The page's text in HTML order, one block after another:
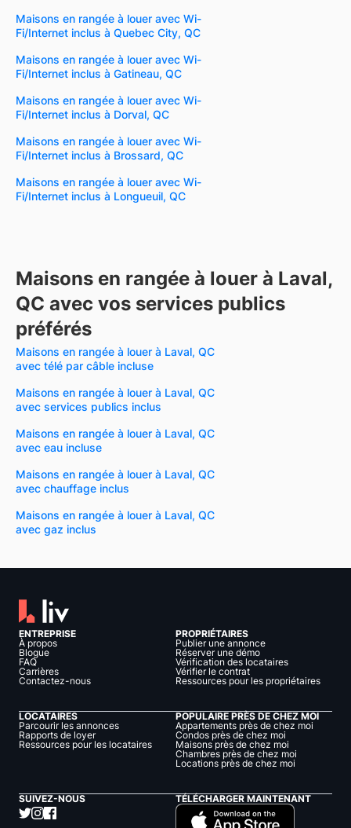
Maisons en rangée à louer avec Wi-
Fi/Internet inclus à Quebec City, QC
Maisons en rangée à louer avec Wi-
Fi/Internet inclus à Gatineau, QC
Maisons en rangée à louer avec Wi-
Fi/Internet inclus à Dorval, QC
Maisons en rangée à louer avec Wi-
Fi/Internet inclus à Brossard, QC
Maisons en rangée à louer avec Wi-
Fi/Internet inclus à Longueuil, QC
Maisons en rangée à louer à Laval,
QC avec vos services publics
préférés
Maisons en rangée à louer à Laval, QC
avec télé par câble incluse
Maisons en rangée à louer à Laval, QC
avec services publics inclus
Maisons en rangée à louer à Laval, QC
avec eau incluse
Maisons en rangée à louer à Laval, QC
avec chauffage inclus
Maisons en rangée à louer à Laval, QC
avec gaz inclus
ENTREPRISE
À propos
Blogue
FAQ
Carrières
Contactez-nous
PROPRIÉTAIRES
Publier une annonce
Réserver une démo
Vérification des locataires
Vérifier le contrat
Ressources pour les propriétaires
LOCATAIRES
Parcourir les annonces
Rapports de loyer
Ressources pour les locataires
POPULAIRE PRÈS DE CHEZ MOI
Appartements près de chez moi
Condos près de chez moi
Maisons près de chez moi
Chambres près de chez moi
Locations près de chez moi
SUIVEZ-NOUS TÉLÉCHARGER MAINTENANT